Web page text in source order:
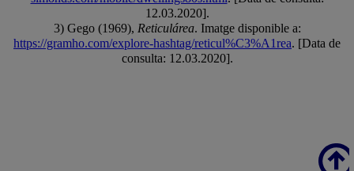
12.03.2020].
3) Gego (1969), Reticulárea. Imatge disponible a:
https://gramho.com/explore-hashtag/reticul%C3%A1rea. [Data de
consulta: 12.03.2020].
Scroll